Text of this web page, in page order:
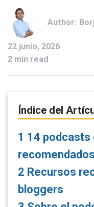
Author:
22 junio, 2026
2 min read
Índice del
1 14 podcasts
2 Recursos
bloggers